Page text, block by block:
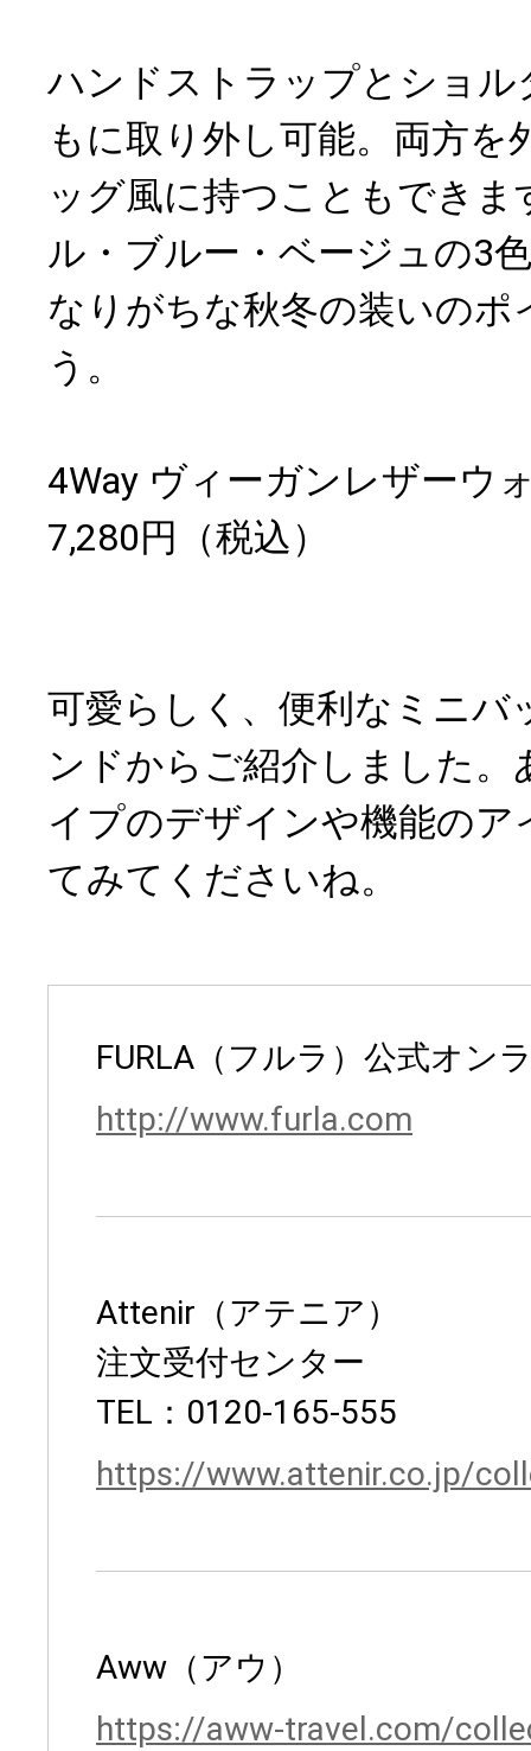
ハンドストラップとショ
もに取り外し可能。両方を
ッグ風に持つこともできま
ル・ブルー・ベージュの3
なりがちな秋冬の装いのポ
う。
4Way ヴィーガンレザーウ
7,280円（税込）
可愛らしく、便利なミニバ
ンドからご紹介しました
イプのデザインや機能のア
てみてくださいね。
FURLA（フルラ）公式オン
http://www.furla.com
Attenir（アテニア）
注文受付センター
TEL：0120-165-555
https://www.attenir.co.jp/
Aww（アウ）
https://aww-travel.com/